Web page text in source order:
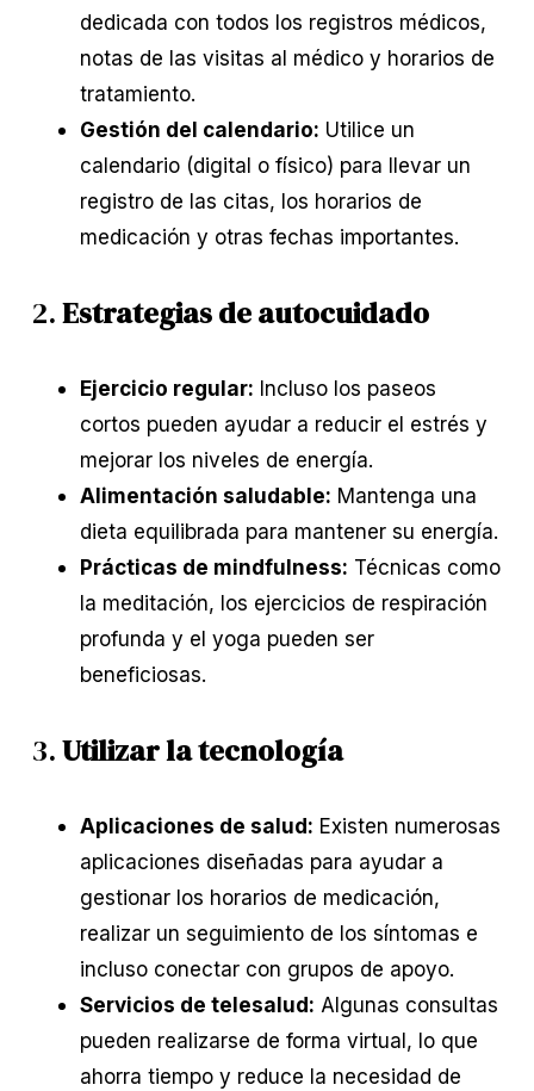
dedicada con todos los registros médicos,
notas de las visitas al médico y horarios de
tratamiento.
Gestión del calendario: Utilice un
calendario (digital o físico) para llevar un
registro de las citas, los horarios de
medicación y otras fechas importantes.
2.Estrategias de autocuidado
Ejercicio regular: Incluso los paseos
cortos pueden ayudar a reducir el estrés y
mejorar los niveles de energía.
Alimentación saludable: Mantenga una
dieta equilibrada para mantener su energía.
Prácticas de mindfulness: Técnicas como
la meditación, los ejercicios de respiración
profunda y el yoga pueden ser
beneficiosas.
3.Utilizar la tecnología
Aplicaciones de salud: Existen numerosas
aplicaciones diseñadas para ayudar a
gestionar los horarios de medicación,
realizar un seguimiento de los síntomas e
incluso conectar con grupos de apoyo.
Servicios de telesalud: Algunas consultas
pueden realizarse de forma virtual, lo que
ahorra tiempo y reduce la necesidad de